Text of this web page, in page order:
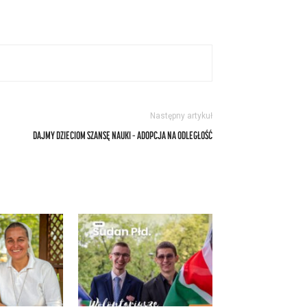
Następny artykuł
DAJMY DZIECIOM SZANSĘ NAUKI – ADOPCJA NA ODLEGŁOŚĆ